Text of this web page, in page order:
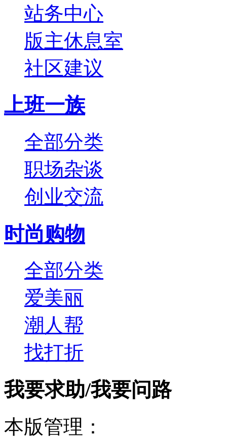
站务中心
版主休息室
社区建议
上班一族
全部分类
职场杂谈
创业交流
时尚购物
全部分类
爱美丽
潮人帮
找打折
我要求助/我要问路
本版管理：